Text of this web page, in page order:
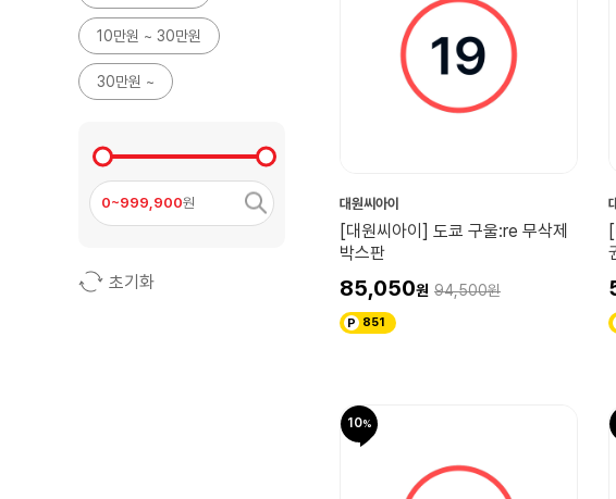
10만원 ~ 30만원
30만원 ~
0~999,900원
초기화
대원씨아이
[대원씨아이] 도쿄 구울:re 무삭제
박스판
85,050 94,500
851
10